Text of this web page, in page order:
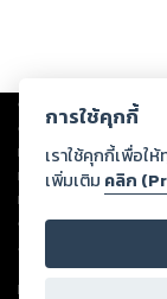
Copyright © 2026
ต่อผลงานหรือเนื้อหาใด
ทรัพย์สินทางปัญญาขอ
ทุกท่านโปรดใช้วิจารณ
หนึ่งส่วนใดขัดต่อกฎหม
ดำเนินการในทันที ทั้ง
ลิขสิทธิ์ พ.ศ. 2537 (ฉบับ
For support:
การใช้คุกกี้
เราใช้คุกกี้เพื่อใ
เพิ่มเติม คลิก